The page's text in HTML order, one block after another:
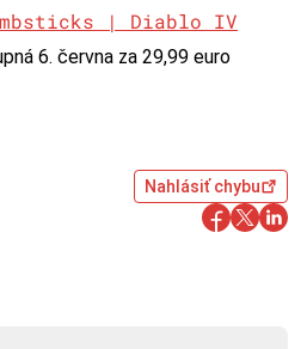
| Diablo IV
6. června za 29,99 euro
Nahlásiť chybu